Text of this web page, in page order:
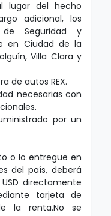
lugar del hecho
adicional, los
Seguridad y
en Ciudad de la
Villa Clara y
de autos REX.
necesarias con
por un
o lo entregue en
del país, deberá
directamente
tarjeta de
la renta.No se